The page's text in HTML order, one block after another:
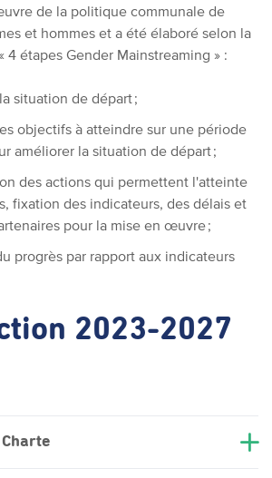
de la politique communale de
et hommes et a été élaboré selon la
4 étapes Gender Mainstreaming » :
situation de départ ;
objectifs à atteindre sur une période
améliorer la situation de départ ;
des actions qui permettent l'atteinte
fixation des indicateurs, des délais et
pour la mise en œuvre ;
progrès par rapport aux indicateurs
2023-2027